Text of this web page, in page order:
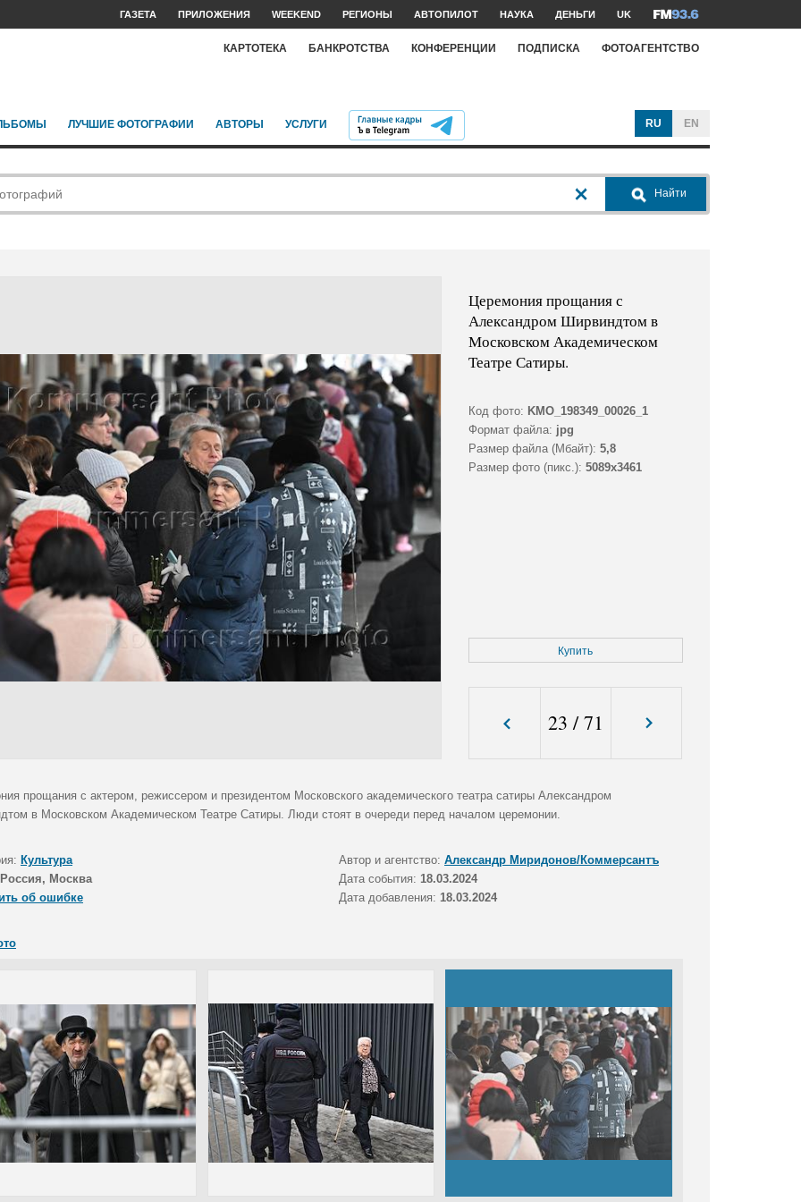
ГАЗЕТА ПРИЛОЖЕНИЯ WEEKEND РЕГИОНЫ АВТОПИЛОТ НАУКА ДЕНЬГИ UK
КАРТОТЕКА БАНКРОТСТВА КОНФЕРЕНЦИИ ПОДПИСКА ФОТОАГЕНТСТВО
ЛУЧШИЕ ФОТОГРАФИИ АВТОРЫ УСЛУГИ RU EN
Найти
Церемония прощания с
Александром Ширвиндтом в
Московском Академическом
Театре Сатиры.
Код фото: KMO_198349_00026_1
Формат файла: jpg
Размер файла (Мбайт): 5,8
Размер фото (пикс.): 5089x3461
Купить
23 /71
прощания с актером, режиссером и президентом Московского академического театра сатиры Александром
в Московском Академическом Театре Сатиры. Люди стоят в очереди перед началом церемонии.
Культура Автор и агентство: Александр Миридонов/Коммерсантъ
Россия, Москва Дата события: 18.03.2024
об ошибке
Дата добавления: 18.03.2024